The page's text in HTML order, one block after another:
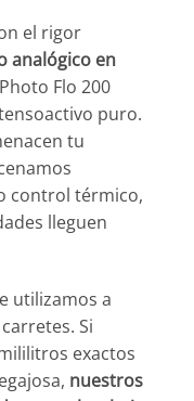
el rigor
analógico en
Flo 200
puro.
tu
control térmico,
lleguen
utilizamos a
Si
exactos
nuestros